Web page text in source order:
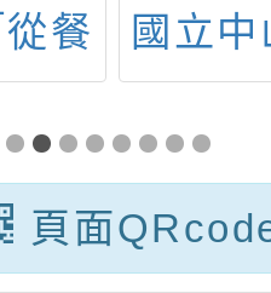
餐
孩
好」
國立
理114
園霸
初階
習(北
頁面